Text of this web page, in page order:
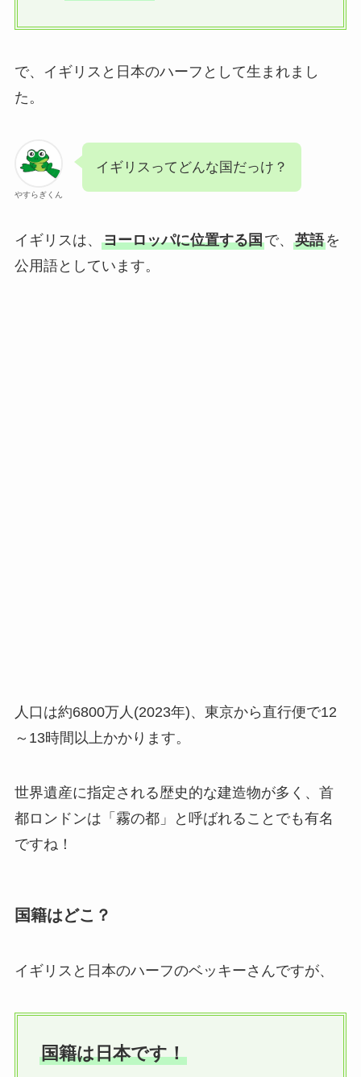
で、イギリスと日本のハーフとして生まれまし
た。
やすらぎくん
イギリスってどんな国だっけ？
イギリスは、 ヨーロッパに位置する国で、 英語を
公用語としています。
人口は約6800万人(2023年)、東京から直行便で12
～13時間以上かかります。
世界遺産に指定される歴史的な建造物が多く、首
都ロンドンは「霧の都」と呼ばれることでも有名
ですね！
国籍はどこ？
イギリスと日本のハーフのベッキーさんですが、
国籍は日本です！